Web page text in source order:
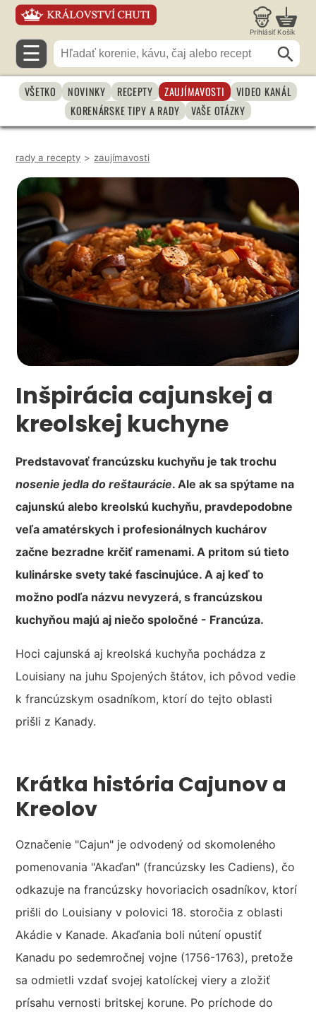
Prihlásiť Košík
☰
VŠETKO NOVINKY RECEPTY ZAUJÍMAVOSTI
VIDEO KANÁL
KORENÁRSKE TIPY A RADY
VAŠE OTÁZKY
rady a recepty > zaujímavosti
Inšpirácia cajunskej a
kreolskej kuchyne
Predstavovať francúzsku kuchyňu je tak trochu
nosenie jedla do reštaurácie. Ale ak sa spýtame na
cajunskú alebo kreolskú kuchyňu, pravdepodobne
veľa amatérskych i profesionálnych kuchárov
začne bezradne krčiť ramenami. A pritom sú tieto
kulinárske svety také fascinujúce. A aj keď to
možno podľa názvu nevyzerá, s francúzskou
kuchyňou majú aj niečo spoločné - Francúza.
Hoci cajunská aj kreolská kuchyňa pochádza z
Louisiany na juhu Spojených štátov, ich pôvod vedie
k francúzskym osadníkom, ktorí do tejto oblasti
prišli z Kanady.
Krátka história Cajunov a
Kreolov
Označenie "Cajun" je odvodený od skomoleného
pomenovania "Akaďan" (francúzsky les Cadiens), čo
odkazuje na francúzsky hovoriacich osadníkov, ktorí
prišli do Louisiany v polovici 18. storočia z oblasti
Akádie v Kanade. Akaďania boli nútení opustiť
Kanadu po sedemročnej vojne (1756-1763), pretože
sa odmietli vzdať svojej katolíckej viery a zložiť
prísahu vernosti britskej korune. Po príchode do